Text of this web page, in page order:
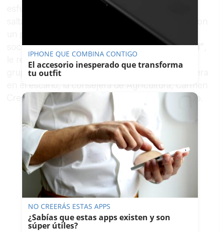
esfuerzo para responderle porque se le había
saltado las lágrimas. Tras secarse las lágrimas con
un pañuelo, le agradeció su apoyo al diputado
socialista. “Me emociona, me emociona, usted”
le replicaba mientras diputados de todos los
grupos lo animaban con aplausos y su compañera
en el escaño, la consejera de Agricultura, Carmen
Crespo, trataba de consolarlo tocándole el brazo.
IPHONE QUE COMBINA CONTIGO
El accesorio inesperado que transforma
tu outfit
NO CREERÁS ESTAS APPS
¿Sabías que estas apps existen y son
súper útiles?